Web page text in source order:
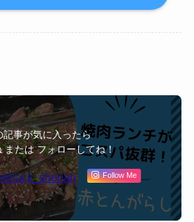
記事が気に入ったら
または フォローしてね！
Follow Me